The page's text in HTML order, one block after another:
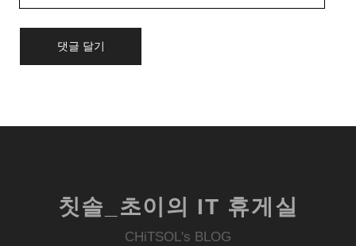
칫솔_초이의 IT 휴게실
CHiTSOL's BLOG